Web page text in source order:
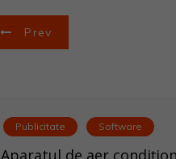
N
Prev
Publicitate Software
Aparatul de aer